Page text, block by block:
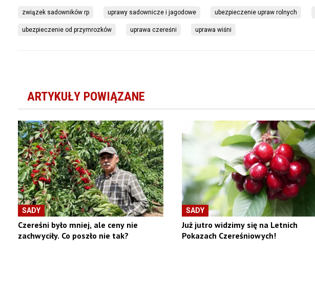
związek sadowników rp uprawy sadownicze i jagodowe ubezpieczenie upraw rolnych
ubezpieczenie od przymrozków uprawa czereśni uprawa wiśni
ARTYKUŁY POWIĄZANE
SADY
Czereśni było mniej, ale ceny nie
zachwyciły. Co poszło nie tak?
SADY
Już jutro widzimy się na Letnich
Pokazach Czereśniowych!